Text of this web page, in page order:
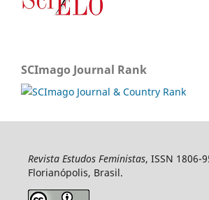
SCImago Journal Rank
Revista Estudos Feministas, ISSN 1806-
Florianópolis, Brasil.